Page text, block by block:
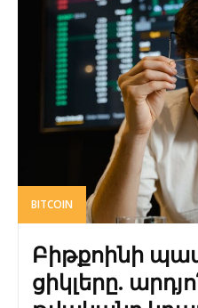
BITCOIN
Բիթքոինի
ցիկլերը.